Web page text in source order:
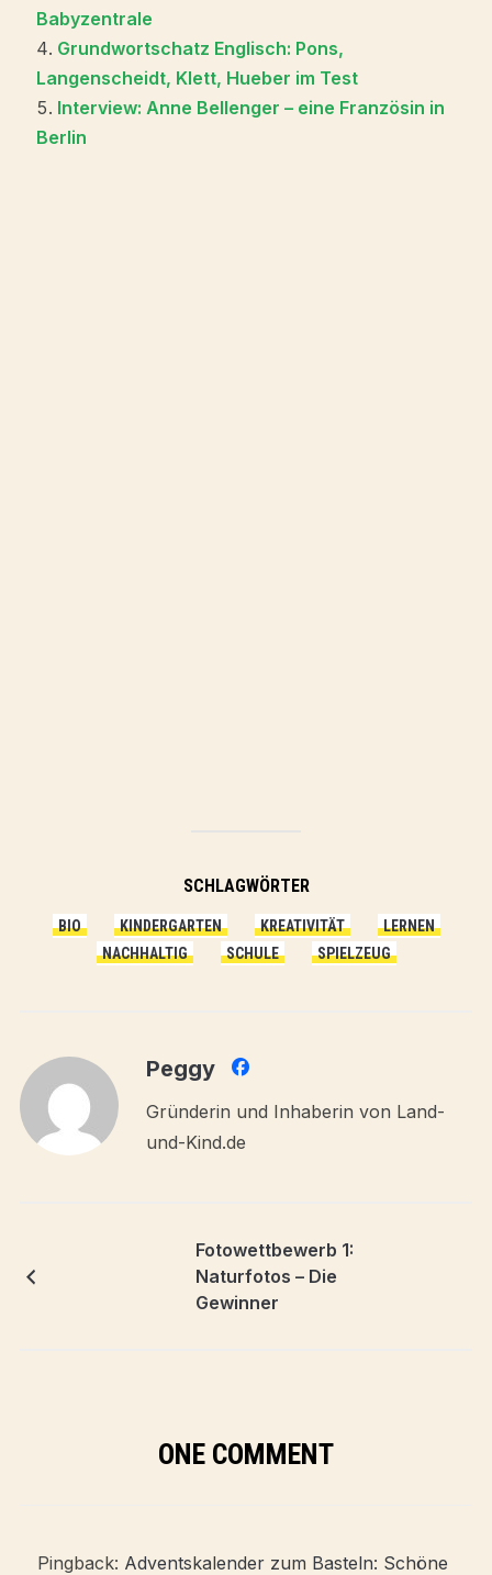
Babyzentrale
Grundwortschatz Englisch: Pons,
Langenscheidt, Klett, Hueber im Test
Interview: Anne Bellenger – eine Französin in
Berlin
SCHLAGWÖRTER
BIO KINDERGARTEN KREATIVITÄT
LERNEN
NACHHALTIG
SCHULE SPIELZEUG
Peggy
Gründerin und Inhaberin von Land-
und-Kind.de
Fotowettbewerb 1:
Naturfotos – Die
Gewinner
ONE COMMENT
Pingback: Adventskalender zum Basteln: Schöne